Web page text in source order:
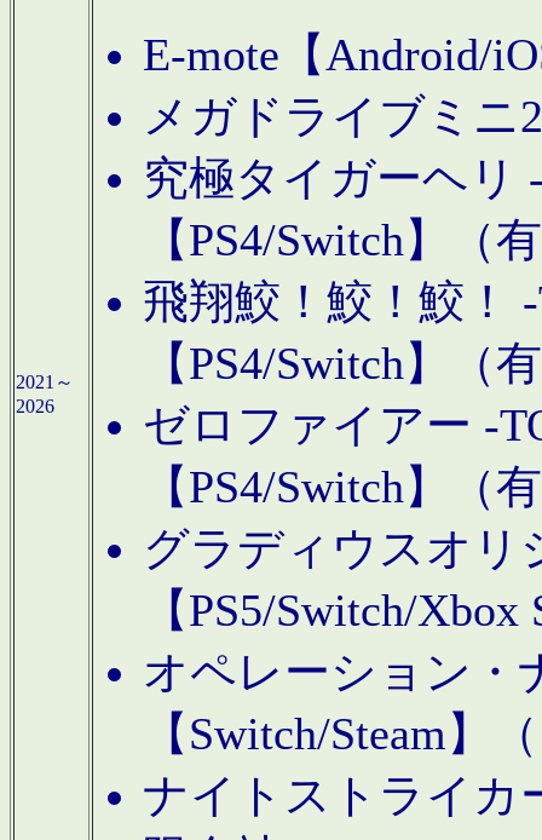
2021～
2026
E-mote【Android/
メガドライブミニ
究極タイガーヘリ
【PS4/Switch】（
飛翔鮫！鮫！鮫！
【PS4/Switch】（
ゼロファイアー -
【PS4/Switch】（
グラディウスオリ
【PS5/Switch/
オペレーション・
【Switch/Steam】
ナイトストライカ